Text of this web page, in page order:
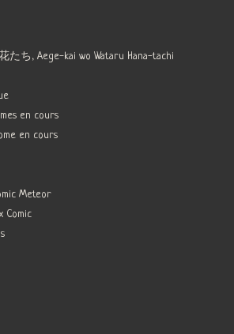
ち, Aege-kai wo Wataru Hana-tachi
en cours
en cours
Meteor
Comic